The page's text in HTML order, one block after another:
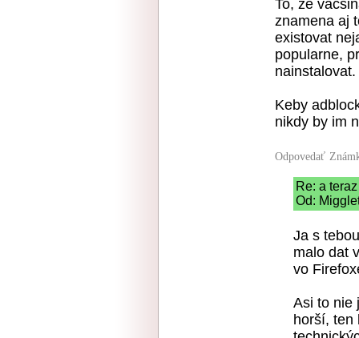
To, ze
znamena aj
existovat
popularne,
nainstalovat.
Keby
nikdy by im
Odpovedať
Re: a teraz
Od:
Ja s
malo dat
vo
Asi to nie
horší, ten